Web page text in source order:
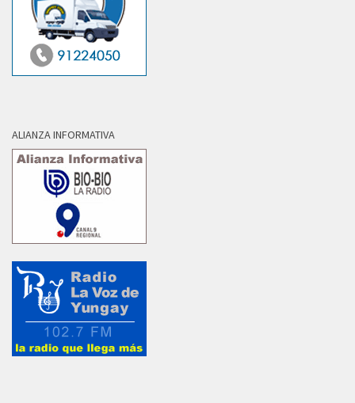
ALIANZA INFORMATIVA